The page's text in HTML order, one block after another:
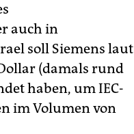
auch in
soll Siemens laut
(damals rund
haben, um IEC-
im Volumen von